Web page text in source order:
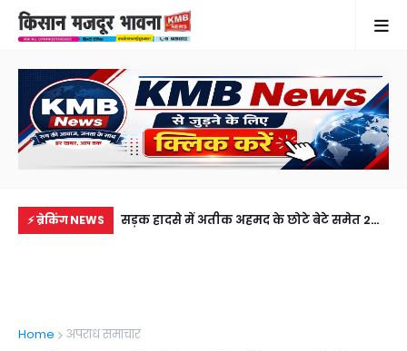
⚡ ब्रेकिंग NEWS
में से नहीं पहुंची एक
सड़क हादसे में अतीक अहमद के छोटे बेटे समेत 2
Home अपराध समाचार